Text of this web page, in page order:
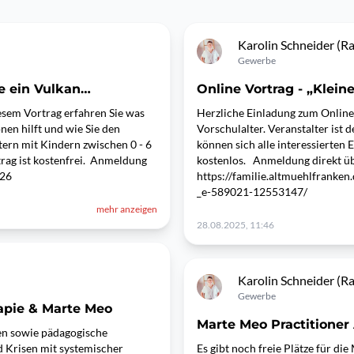
ein Vulkan…
Vortrag erfahren Sie was
hilft und wie Sie den
mit Kindern zwischen 0 - 6
ist kostenfrei. Anmeldung
mehr anzeigen
& Marte Meo
sowie pädagogische
Krisen mit systemischer
Karolin Schneider
Gewerbe
Online Vortrag -
Herzliche Einladung zum
Vorschulalter. Veranstalter ist
können sich alle interessierten
kostenlos. Anmeldung direkt
https://
_e-589021-12553147/
28.08.2025, 11:46
Karolin Schneider
Gewerbe
Marte Meo
Es gibt noch freie Plätze für